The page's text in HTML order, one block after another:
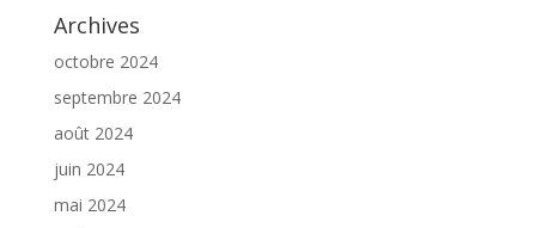
Archives
octobre 2024
septembre 2024
août 2024
juin 2024
mai 2024